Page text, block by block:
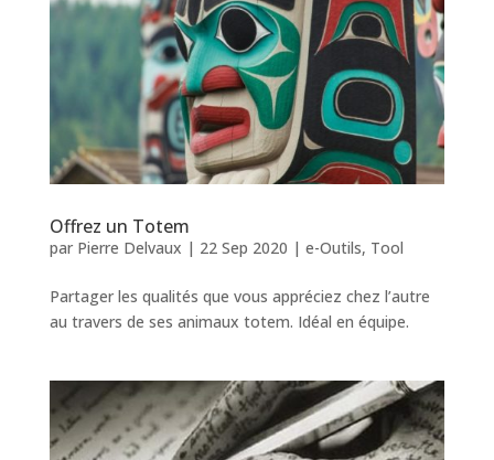
Offrez un Totem
par Pierre Delvaux | 22 Sep 2020 | e-Outils, Tool
Partager les qualités que vous appréciez chez l’autre
au travers de ses animaux totem. Idéal en équipe.